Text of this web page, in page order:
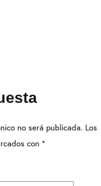
no será publicada. Los
con *